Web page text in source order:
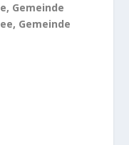
Gemeinde
Gemeinde